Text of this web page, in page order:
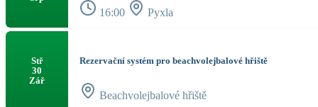
16:00 Pyxla
Stř
30
Zář
Rezervační systém pro beachvolejbalové hřiště
Beachvolejbalové hřiště